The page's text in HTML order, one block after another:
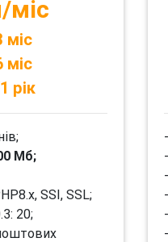
міс
міс
міс
рік
Мб;
SSI, SSL;
20;